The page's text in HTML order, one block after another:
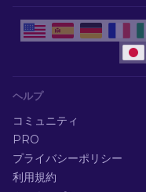
ヘルプ
コミュニティ
PRO
プライバシーポリシー
利用規約